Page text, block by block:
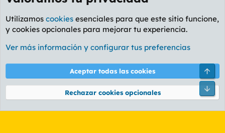
Foro General
Cookies
PL OLDSTYLE AMARILLO
Términos y reglas Política de privacidad Ayuda
Community platform by XenForo® © 2010-2026 XenForo Ltd.
Utilizamos cookies esenciales para que este sitio funcione,
y cookies opcionales para mejorar tu experiencia.
Ver más información y configurar tus preferencias
Aceptar todas las cookies
Rechazar cookies opcionales
Pie